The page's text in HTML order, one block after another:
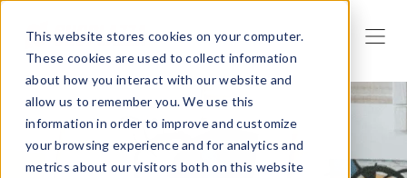
This website stores cookies on your computer.
These cookies are used to collect information
about how you interact with our website and
allow us to remember you. We use this
information in order to improve and customize
your browsing experience and for analytics and
metrics about our visitors both on this website